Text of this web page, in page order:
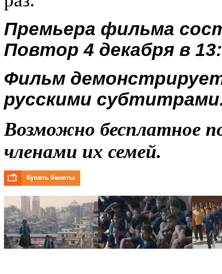
Премьера фильма
Повтор 4 декабря в
Фильм
русскими
Возможно бесплатное
членами их семей.